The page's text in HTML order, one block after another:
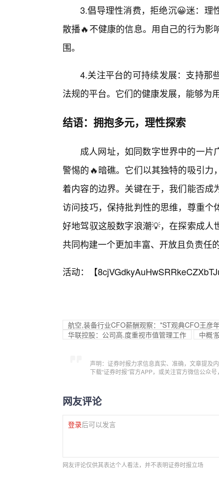
3.倡导理性消费，拒绝沉😀迷：理
散播🔥不健康的信息。用自己的行为
围。
4.关注平台的可持续发展：支持那
法规的平台。它们的健康发展，能够为
结语：拥抱多元，理性探索
成人网址，如同数字世界中的一
警惕的🔥暗礁。它们以其独特的吸引
着内容的边界。关键在于，我们能否
访问技巧，保持批判性的思维，尊重
好地驾驭这股数字浪潮💡，在探索成
共同构建一个更加丰富、开放且负责任
活动：【
航空,装备行业CFO薪酬观察：*ST观典CFO王彦
华联控股：公司高.度重视市值管理工作
中概‘
声明：证券时报力求信息真实、准确，文章提及
下载“证券时报”官方APP，或关注官方微信公众
网友评论
登录后可以发言
网友评论仅供其表达个人看法，并不表明证券时报立场